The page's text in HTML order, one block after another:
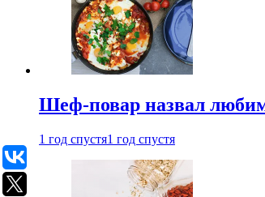
Шеф-повар назвал
1 год спустя1 год спустя